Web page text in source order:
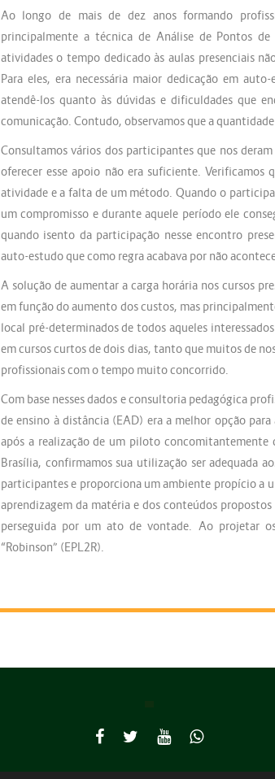
Ao longo de mais de dez anos formando
principalmente a técnica de Análise de Pontos de
atividades o tempo dedicado às aulas presenciais
Para eles, era necessária maior dedicação em
atendê-los quanto às dúvidas e dificuldades que
comunicação. Contudo, observamos que a
Consultamos vários dos participantes que nos
oferecer esse apoio não era suficiente.
atividade e a falta de um método. Quando o
um compromisso e durante aquele período ele
quando isento da participação nesse encontro
auto-estudo que como regra acabava por não
A solução de aumentar a carga horária nos cursos
em função do aumento dos custos, mas
local pré-determinados de todos aqueles
em cursos curtos de dois dias, tanto que muitos de
profissionais com o tempo muito concorrido.
Com base nesses dados e consultoria pedagógica
de ensino à distância (EAD) era a melhor opção
após a realização de um piloto concomitantemente
Brasília, confirmamos sua utilização ser adequada
participantes e proporciona um ambiente propício a
aprendizagem da matéria e dos conteúdos
perseguida por um ato de vontade. Ao projetar
“Robinson” (EPL2R).